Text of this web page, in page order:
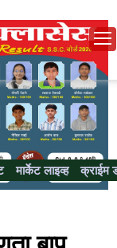
मार्केट लाइव्ह क्राईम